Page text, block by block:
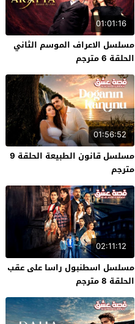
01:01:16
مسلسل الاعراف الموسم الثاني
الحلقة 6 مترجم
01:56:52
مسلسل قانون الطبيعة الحلقة 9
مترجم
02:11:12
مسلسل اسطنبول راسا على عقب
الحلقة 8 مترجم